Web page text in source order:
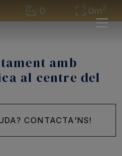
0 0m2
amb
al centre del
CONTACTA'NS!